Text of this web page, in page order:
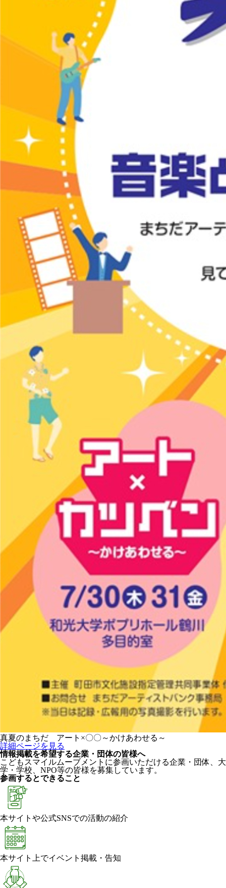
真夏のまちだ アート×〇〇～かけあわせる～
詳細ページを見る
情報掲載を希望する企業・団体の皆様へ
こどもスマイルムーブメントに参画いただける企業・団体、大
学・学校、NPO等の皆様を募集しています。
参画するとできること
本サイトや公式SNSでの活動の紹介
本サイト上でイベント掲載・告知